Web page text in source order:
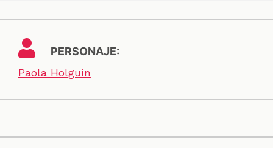
PERSONAJE:
Paola Holguín